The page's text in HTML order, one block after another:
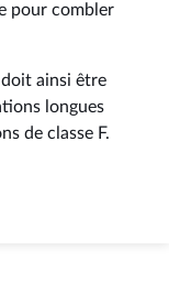
pour combler
ainsi être
longues
de classe F.